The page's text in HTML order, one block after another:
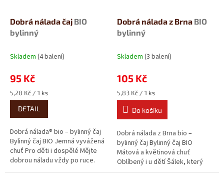
Dobrá nálada čaj BIO
bylinný
Skladem (4 balení)
95 Kč
Měrná
cena:
5,28 Kč / 1 ks
DETAIL
Dobrá nálada® bio – bylinný čaj
Bylinný čaj BIO Jemná vyvážená
chuť Pro děti i dospělé Mějte
dobrou náladu vždy po ruce.
Oblíbená bylinná směs...
Dobrá nálada z Brna BIO
bylinný
Skladem (3 balení)
105 Kč
Měrná
cena:
5,83 Kč / 1 ks
Do košíku
Dobrá nálada z Brna bio –
bylinný čaj Bylinný čaj BIO
Mátová a květinová chuť
Oblíbený i u dětí Šálek, který
dokáže zpříjemnit den. Dobrá...